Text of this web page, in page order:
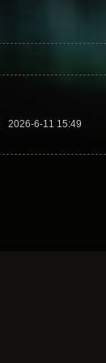
2026-6-11 15:49